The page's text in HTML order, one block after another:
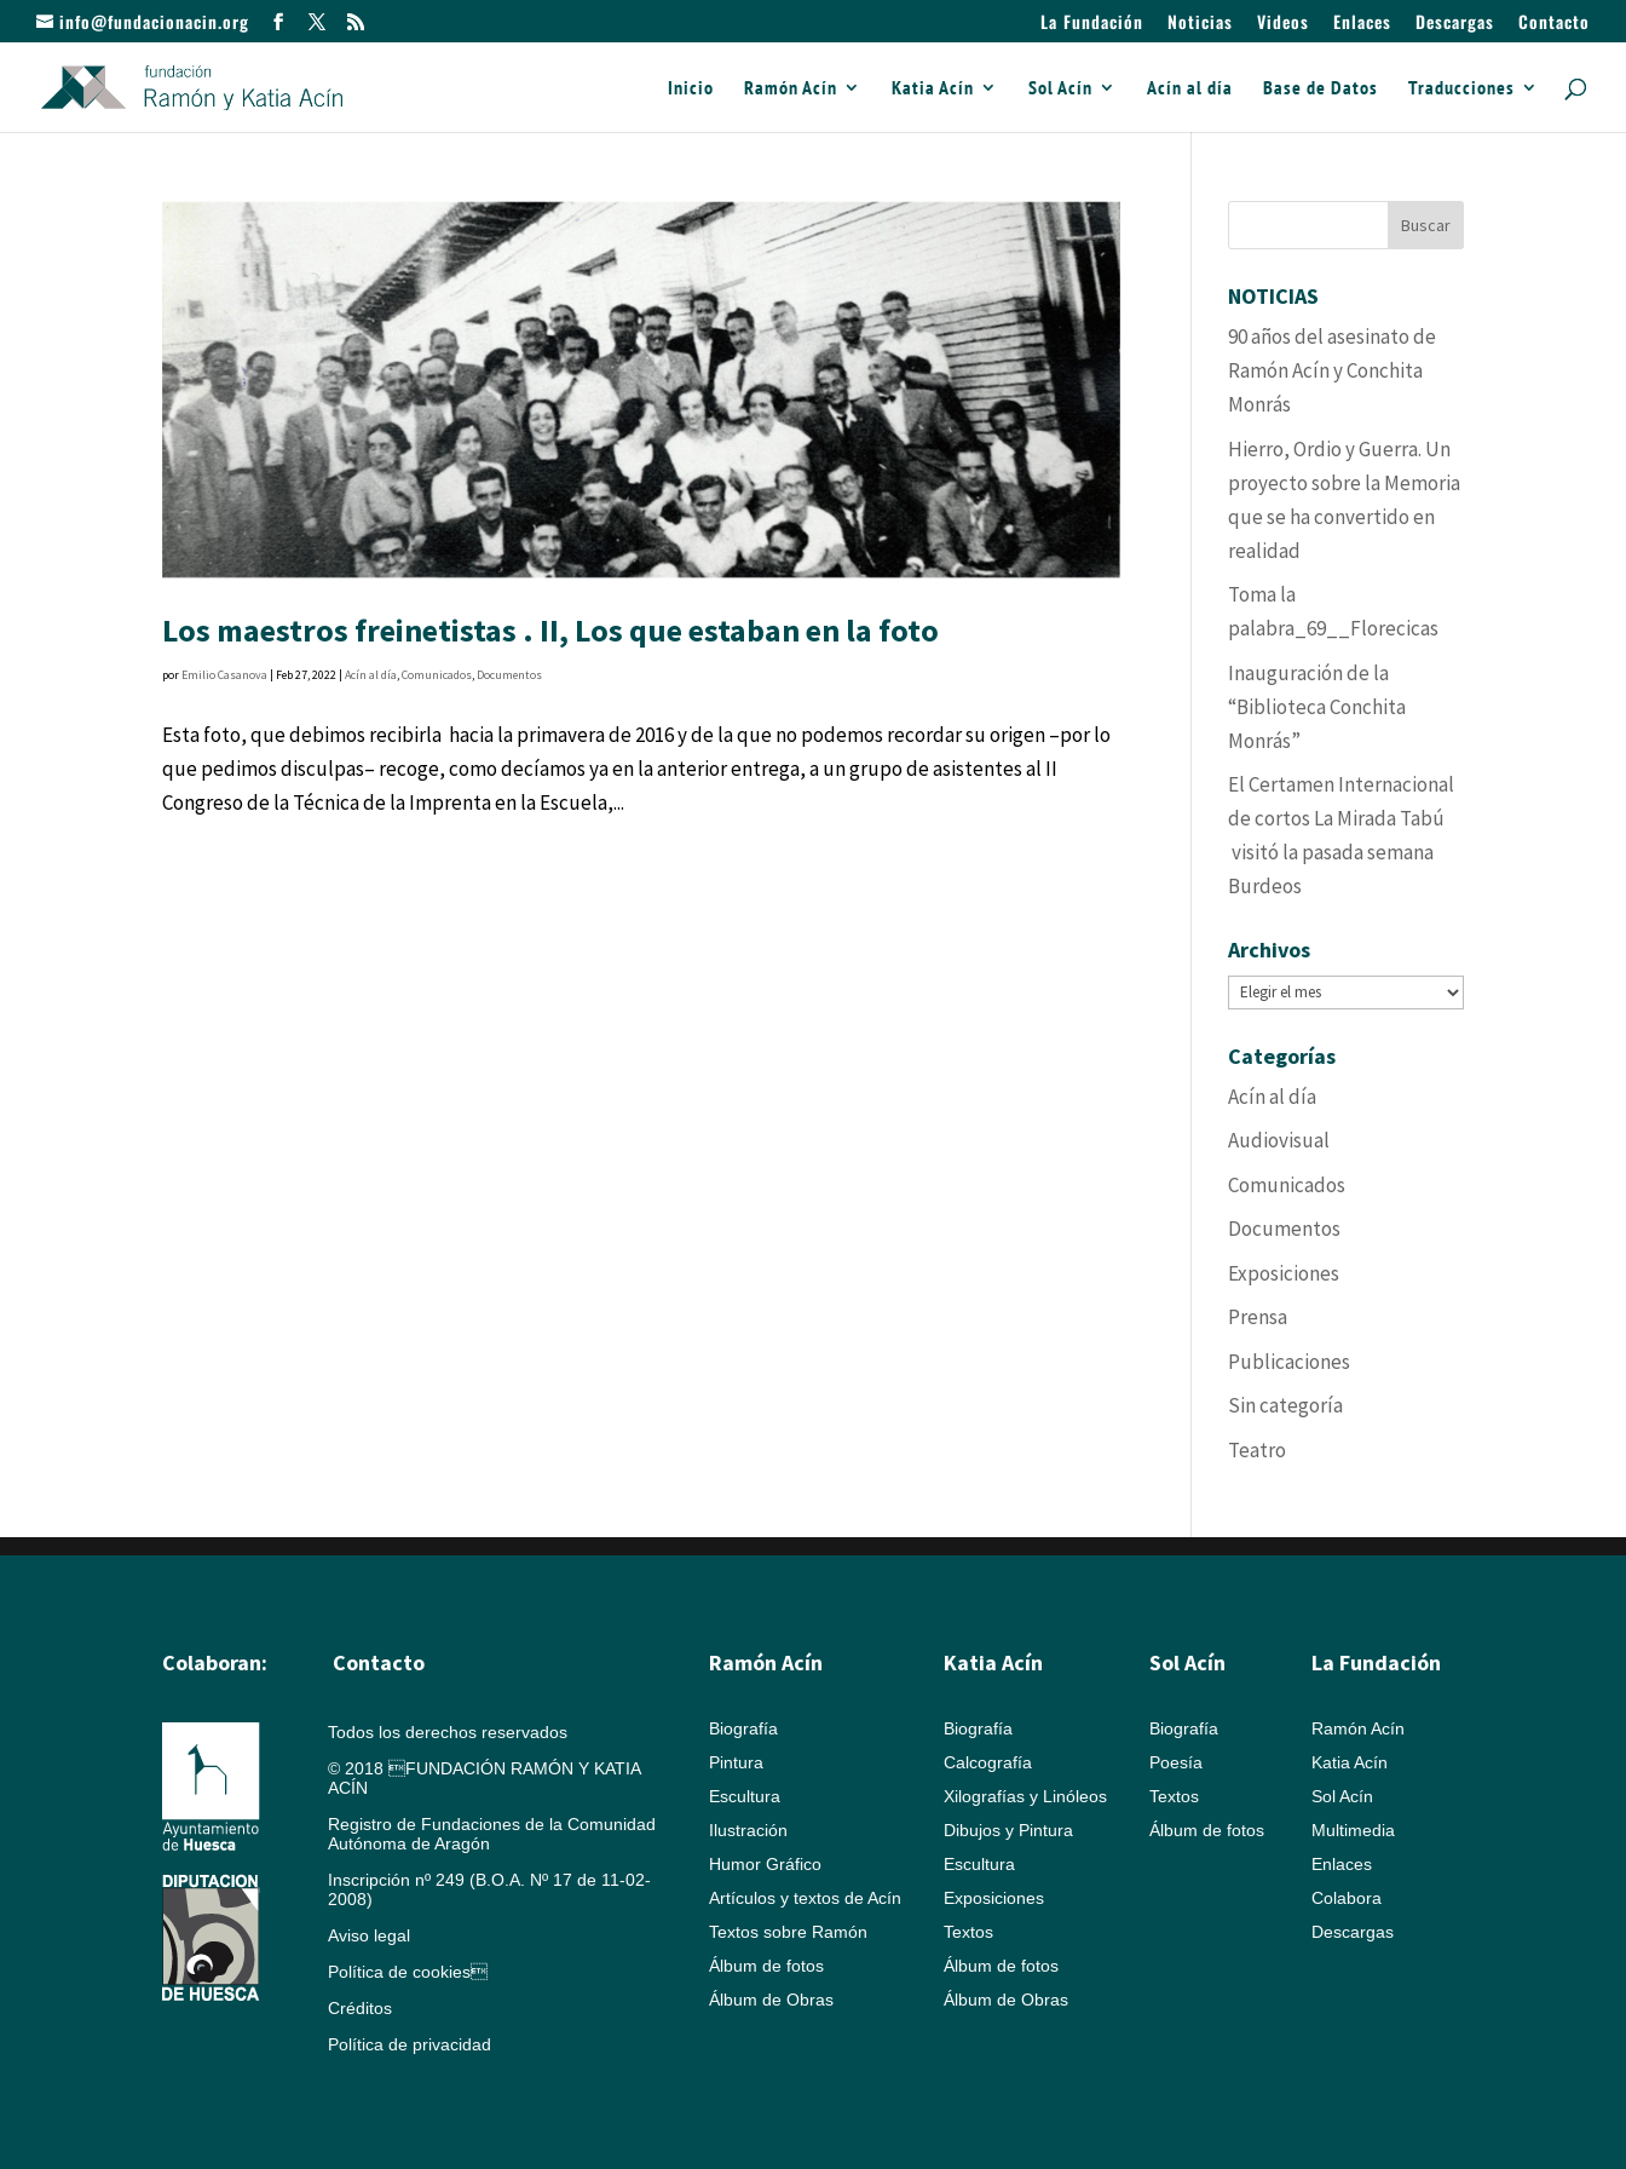
info@fundacionacin.org La Fundación Noticias Videos Enlaces Descargas Contacto
Inicio Ramón Acín Katia Acín Sol Acín Acín al día Base de Datos Traducciones
Los maestros freinetistas . II, Los que estaban en la foto
por Emilio Casanova | Feb 27, 2022 |Acín al día,Comunicados, Documentos
Esta foto, que debimos recibirla hacia la primavera de 2016 y de la que no podemos recordar su origen –por lo
que pedimos disculpas– recoge, como decíamos ya en la anterior entrega, a un grupo de asistentes al II
Congreso de la Técnica de la Imprenta en la Escuela,...
NOTICIAS
90 años del asesinato de
Ramón Acín y Conchita
Monrás
Hierro, Ordio y Guerra. Un
proyecto sobre la Memoria
que se ha convertido en
realidad
Toma la
palabra_69__Florecicas
Inauguración de la
“Biblioteca Conchita
Monrás”
El Certamen Internacional
de cortos La Mirada Tabú
visitó la pasada semana
Burdeos
Archivos
Archivos
Categorías
Acín al día
Audiovisual
Comunicados
Documentos
Exposiciones
Prensa
Publicaciones
Sin categoría
Teatro
Colaboran: Contacto
Todos los derechos reservados
© 2018 FUNDACIÓN RAMÓN Y KATIA
ACÍN
Registro de Fundaciones de la Comunidad
Autónoma de Aragón
Inscripción nº 249 (B.O.A. Nº 17 de 11-02-
2008)
Aviso legal
Política de cookies
Créditos
Política de privacidad
Ramón Acín
Biografía
Pintura
Escultura
Ilustración
Humor Gráfico
Artículos y textos de Acín
Textos sobre Ramón
Álbum de fotos
Álbum de Obras
Katia Acín
Biografía
Calcografía
Xilografías y Linóleos
Dibujos y Pintura
Escultura
Exposiciones
Textos
Álbum de fotos
Álbum de Obras
Sol Acín
Biografía
Poesía
Textos
Álbum de fotos
La Fundación
Ramón Acín
Katia Acín
Sol Acín
Multimedia
Enlaces
Colabora
Descargas